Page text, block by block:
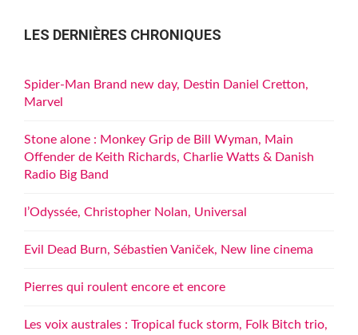
LES DERNIÈRES CHRONIQUES
Spider-Man Brand new day, Destin Daniel Cretton,
Marvel
Stone alone : Monkey Grip de Bill Wyman, Main
Offender de Keith Richards, Charlie Watts & Danish
Radio Big Band
l’Odyssée, Christopher Nolan, Universal
Evil Dead Burn, Sébastien Vaniček, New line cinema
Pierres qui roulent encore et encore
Les voix australes : Tropical fuck storm, Folk Bitch trio,